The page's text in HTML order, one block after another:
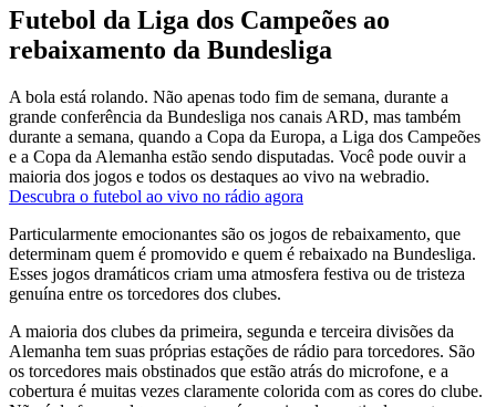
Futebol da Liga dos Campeões ao
rebaixamento da Bundesliga
A bola está rolando. Não apenas todo fim de semana, durante a
grande conferência da Bundesliga nos canais ARD, mas também
durante a semana, quando a Copa da Europa, a Liga dos Campeões
e a Copa da Alemanha estão sendo disputadas. Você pode ouvir a
maioria dos jogos e todos os destaques ao vivo na webradio.
Descubra o futebol ao vivo no rádio agora
Particularmente emocionantes são os jogos de rebaixamento, que
determinam quem é promovido e quem é rebaixado na Bundesliga.
Esses jogos dramáticos criam uma atmosfera festiva ou de tristeza
genuína entre os torcedores dos clubes.
A maioria dos clubes da primeira, segunda e terceira divisões da
Alemanha tem suas próprias estações de rádio para torcedores. São
os torcedores mais obstinados que estão atrás do microfone, e a
cobertura é muitas vezes claramente colorida com as cores do clube.